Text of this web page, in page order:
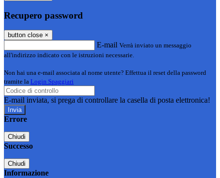
Recupero password
button close ×
E-mail Verrà inviato un messaggio
all'indirizzo indicato con le istruzioni necessarie.
Non hai una e-mail associata al nome utente? Effettua il reset della password
tramite la Login Spaggiari
E-mail inviata, si prega di controllare la casella di posta elettronica!
Errore
Chiudi
Successo
Chiudi
Informazione